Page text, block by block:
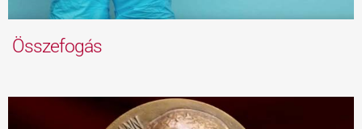
Összefogás